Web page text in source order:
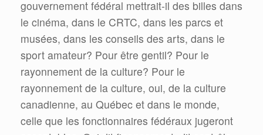
gouvernement fédéral mettrait-il des billes dans
le cinéma, dans le CRTC, dans les parcs et
musées, dans les conseils des arts, dans le
sport amateur? Pour être gentil? Pour le
rayonnement de la culture? Pour le
rayonnement de la culture, oui, de la culture
canadienne, au Québec et dans le monde,
celle que les fonctionnaires fédéraux jugeront